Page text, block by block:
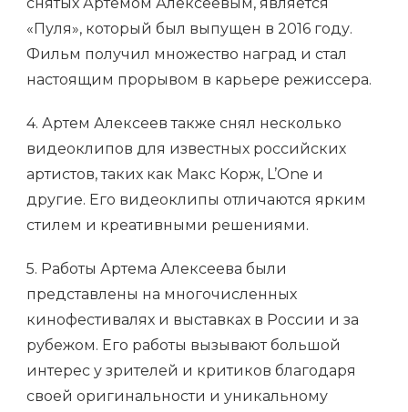
«Пуля», который был выпущен в 2016 году.
Фильм получил множество наград и стал
настоящим прорывом в карьере режиссера.
4. Артем Алексеев также снял несколько
видеоклипов для известных российских
артистов, таких как Макс Корж, L’One и
другие. Его видеоклипы отличаются ярким
стилем и креативными решениями.
5. Работы Артема Алексеева были
представлены на многочисленных
кинофестивалях и выставках в России и за
рубежом. Его работы вызывают большой
интерес у зрителей и критиков благодаря
своей оригинальности и уникальному